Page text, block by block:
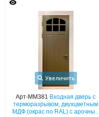
Увеличить
Арт-ММ381 Входная дверь с
терморазрывом, двухцветным
МДФ (окрас по RAL) с арочным